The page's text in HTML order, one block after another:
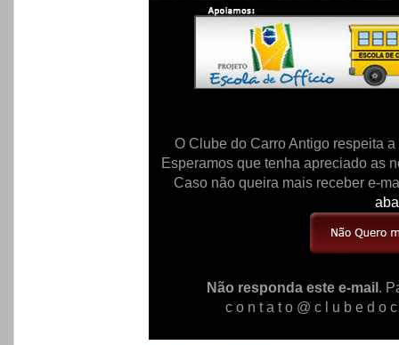
O Clube do Carro Antigo respeita
Esperamos que tenha apreciado as
Caso não queira mais receber e-
Não responda este e-mail .
c o n t a t o @ c l u b e d o